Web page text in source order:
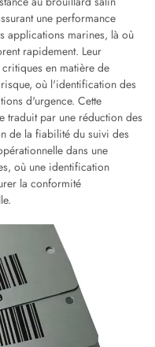
une performance
applications marines, là où
rapidement. Leur
en matière de
où l'identification des
d'urgence. Cette
traduit par une réduction des
de la fiabilité du suivi des
dans une
où une identification
la conformité